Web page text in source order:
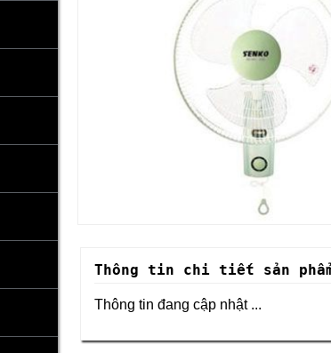
Thông tin chi tiết sản
Thông tin đang cập nhật ...